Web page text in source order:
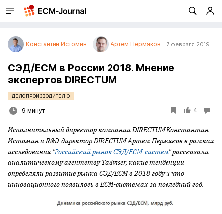
Константин Истомин Артем Пермяков 7 февраля 2019
СЭД/ECM в России 2018. Мнение
экспертов DIRECTUM
ДЕЛОПРОИЗВОДИТЕЛЮ
9 минут 4
Исполнительный директор компании DIRECTUM Константин
Истомин и R&D-директор DIRECTUM Артём Пермяков в рамках
исследования "Российский рынок СЭД/ECM-систем" рассказали
аналитическому агентству Tadviser, какие тенденции
определяли развитие рынка СЭД/ECM в 2018 году и что
инновационного появилось вECM-системах за последний год.